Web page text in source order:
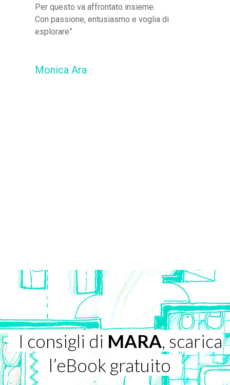
Per questo va affrontato insieme.
Con passione, entusiasmo e voglia di
esplorare”
Monica Ara
I consigli di MARA, scarica
l’eBook gratuito